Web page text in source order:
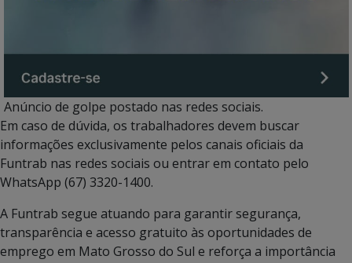
Anúncio de golpe postado nas redes sociais.
Em caso de dúvida, os trabalhadores devem buscar
informações exclusivamente pelos canais oficiais da
Funtrab nas redes sociais ou entrar em contato pelo
WhatsApp (67) 3320-1400.
A Funtrab segue atuando para garantir segurança,
transparência e acesso gratuito às oportunidades de
emprego em Mato Grosso do Sul e reforça a importância